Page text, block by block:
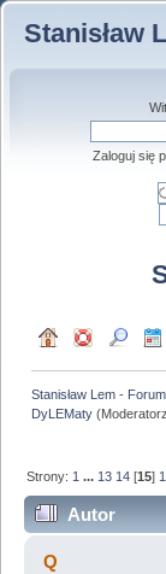
Stanisław
Zaloguj się
Stanisław Lem - Forum
DyLEMaty
Strony: 1 ... 13 14 [15]
Autor
(Przeczytany
Q